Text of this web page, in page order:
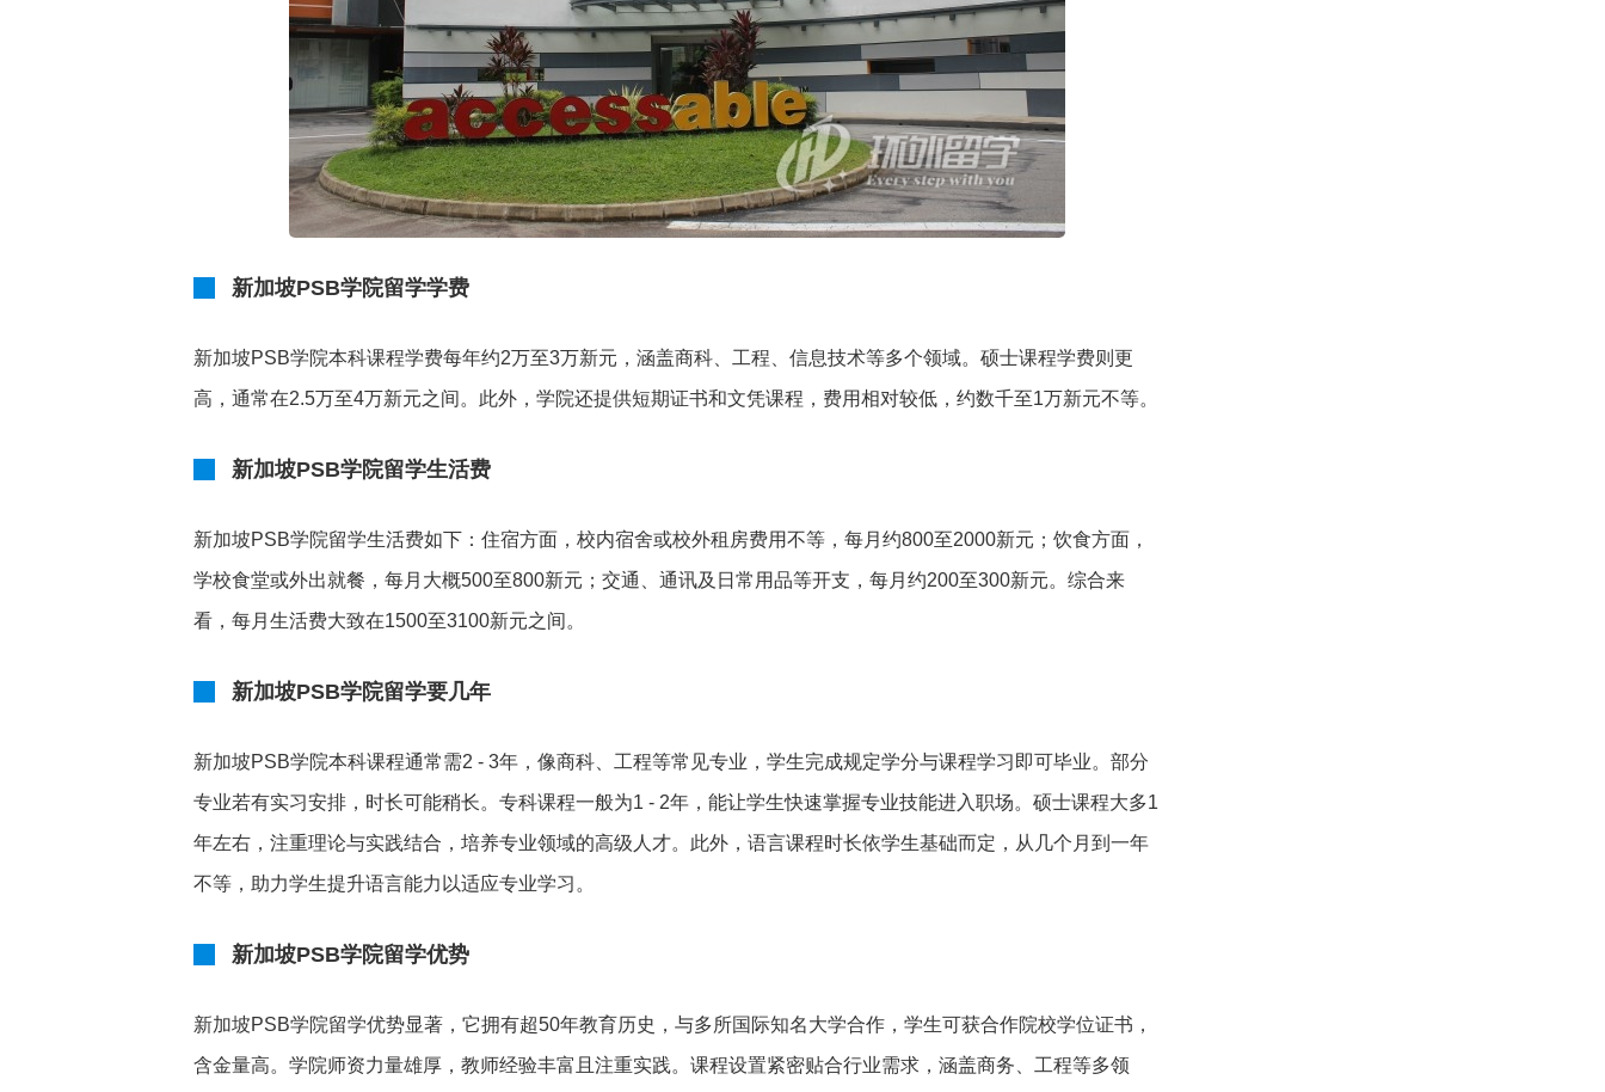
新加坡PSB学院留学学费
新加坡PSB学院本科课程学费每年约2万至3万新元，涵盖商科、工程、信息技术等多个领域。硕士课程学费则更
高，通常在2.5万至4万新元之间。此外，学院还提供短期证书和文凭课程，费用相对较低，约数千至1万新元不等。
新加坡PSB学院留学生活费
新加坡PSB学院留学生活费如下：住宿方面，校内宿舍或校外租房费用不等，每月约800至2000新元；饮食方面，
学校食堂或外出就餐，每月大概500至800新元；交通、通讯及日常用品等开支，每月约200至300新元。综合来
看，每月生活费大致在1500至3100新元之间。
新加坡PSB学院留学要几年
新加坡PSB学院本科课程通常需2 - 3年，像商科、工程等常见专业，学生完成规定学分与课程学习即可毕业。部分
专业若有实习安排，时长可能稍长。专科课程一般为1 - 2年，能让学生快速掌握专业技能进入职场。硕士课程大多1
年左右，注重理论与实践结合，培养专业领域的高级人才。此外，语言课程时长依学生基础而定，从几个月到一年
不等，助力学生提升语言能力以适应专业学习。
新加坡PSB学院留学优势
新加坡PSB学院留学优势显著，它拥有超50年教育历史，与多所国际知名大学合作，学生可获合作院校学位证书，
含金量高。学院师资力量雄厚，教师经验丰富且注重实践。课程设置紧密贴合行业需求，涵盖商务、工程等多领